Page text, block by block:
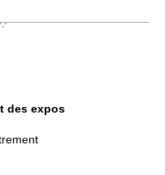
des expos